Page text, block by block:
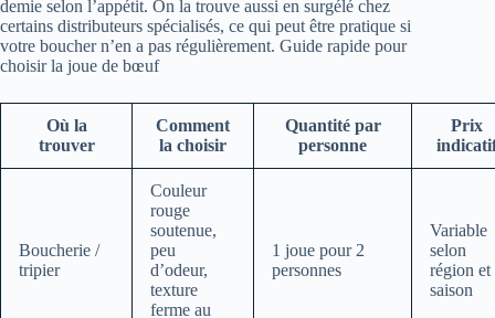
demie selon l’appétit. On la trouve aussi en surgélé chez
certains distributeurs spécialisés, ce qui peut être pratique si
votre boucher n’en a pas régulièrement. Guide rapide pour
choisir la joue de bœuf
Où la
trouver
Comment
la choisir
Quantité par
personne
Prix
Boucherie /
tripier
Couleur
rouge
soutenue,
peu
d’odeur,
texture
ferme au
1 joue pour 2
personnes
Variable
selon
région et
saison